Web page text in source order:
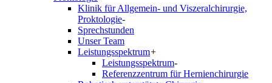
Klinik für Allgemein- und Viszeralchirurgie,
Proktologie-
Sprechstunden
Unser Team
Leistungsspektrum+
Leistungsspektrum-
Referenzzentrum für Hernienchirurgie